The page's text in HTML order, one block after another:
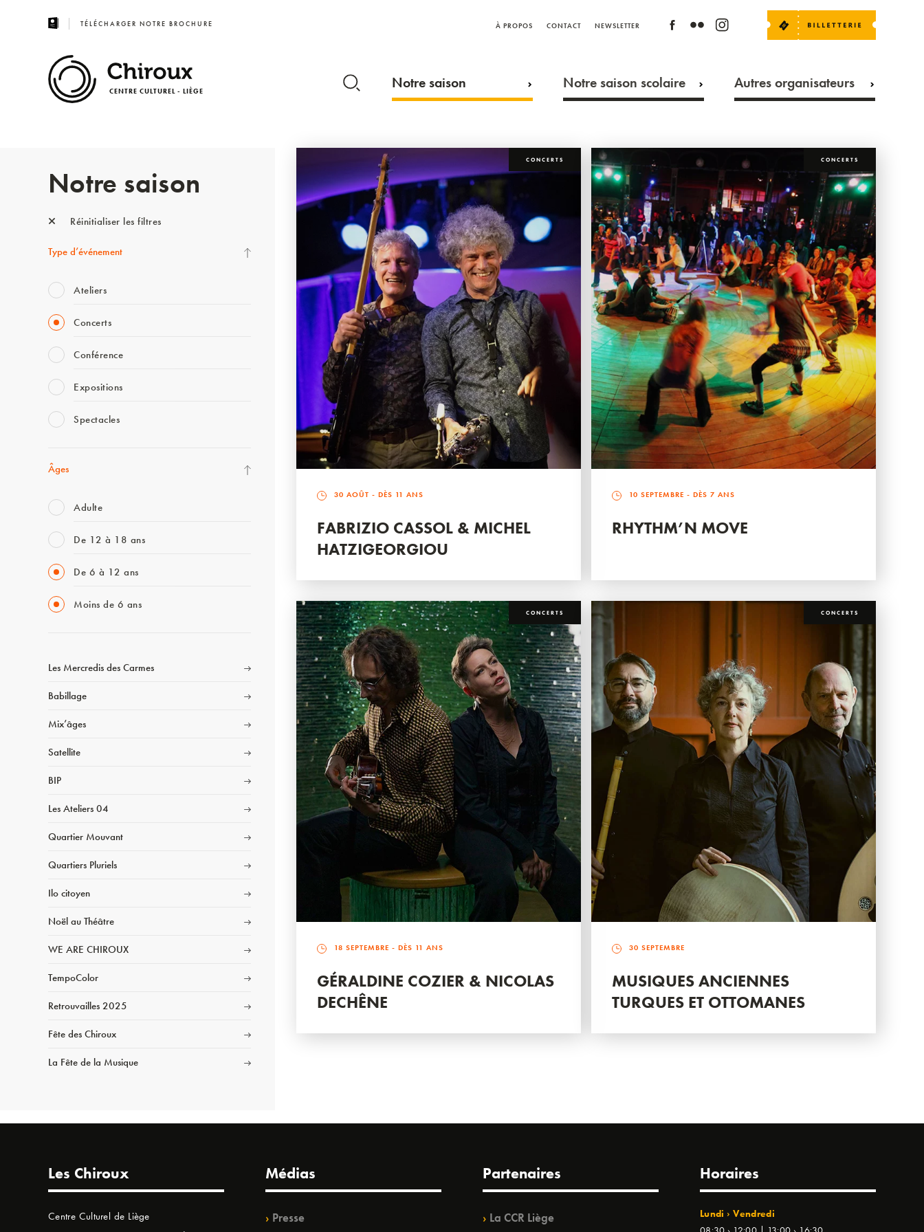
TÉLÉCHARGER NOTRE BROCHURE À PROPOS CONTACT NEWSLETTER
CENTRE CULTUREL - LIÈGE Notre saison Notre saison scolaire Autres organisateurs
Notre saison
Réinitialiser les filtres
Type d’événement
Ateliers
Concerts
Conférence
Expositions
Spectacles
Âges
Adulte
De 12 à 18 ans
De 6 à 12 ans
Moins de 6 ans
Les Mercredis des Carmes
Babillage
Mix’âges
Satellite
BIP
Les Ateliers 04
Quartier Mouvant
Quartiers Pluriels
Ilo citoyen
Noël au Théâtre
WE ARE CHIROUX
TempoColor
Retrouvailles 2025
Fête des Chiroux
La Fête de la Musique
CONCERTS
30 AOÛT - DÈS 11 ANS
FABRIZIO CASSOL & MICHEL
HATZIGEORGIOU
CONCERTS
10 SEPTEMBRE - DÈS 7 ANS
RHYTHM’N MOVE
CONCERTS
18 SEPTEMBRE - DÈS 11 ANS
GÉRALDINE COZIER & NICOLAS
DECHÊNE
CONCERTS
30 SEPTEMBRE
MUSIQUES ANCIENNES
TURQUES ET OTTOMANES
Les Chiroux
Centre Culturel de Liège
Médias
Presse
Partenaires
La CCR Liège
Horaires
Lundi › Vendredi